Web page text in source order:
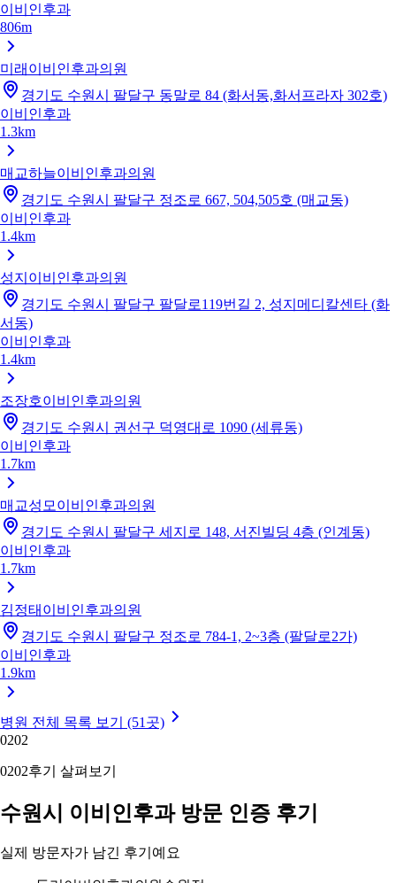
이비인후과
806m
미래이비인후과의원
경기도 수원시 팔달구 동말로 84 (화서동,화서프라자 302호)
이비인후과
1.3km
매교하늘이비인후과의원
경기도 수원시 팔달구 정조로 667, 504,505호 (매교동)
이비인후과
1.4km
성지이비인후과의원
경기도 수원시 팔달구 팔달로119번길 2, 성지메디칼센타 (화
서동)
이비인후과
1.4km
조장호이비인후과의원
경기도 수원시 권선구 덕영대로 1090 (세류동)
이비인후과
1.7km
매교성모이비인후과의원
경기도 수원시 팔달구 세지로 148, 서진빌딩 4층 (인계동)
이비인후과
1.7km
김정태이비인후과의원
경기도 수원시 팔달구 정조로 784-1, 2~3층 (팔달로2가)
이비인후과
1.9km
병원 전체 목록 보기 (51곳)
0202
0202후기 살펴보기
수원시 이비인후과 방문 인증 후기
실제 방문자가 남긴 후기예요